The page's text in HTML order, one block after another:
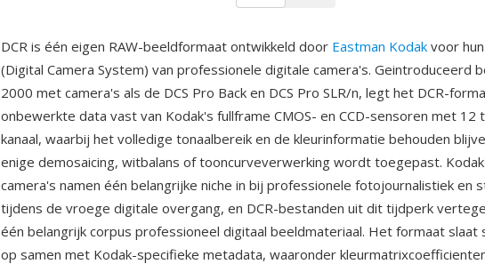
DCR is één eigen RAW-beeldformaat ontwikkeld door Eastman Kodak voor
(Digital Camera System) van professionele digitale camera's. Geintroduceerd
2000 met camera's als de DCS Pro Back en DCS Pro SLR/n, legt het DCR-
onbewerkte data vast van Kodak's fullframe CMOS- en CCD-sensoren met
kanaal, waarbij het volledige tonaalbereik en de kleurinformatie behouden
enige demosaicing, witbalans of tooncurveverwerking wordt toegepast.
camera's namen één belangrijke niche in bij professionele fotojournalistiek en
tijdens de vroege digitale overgang, en DCR-bestanden uit dit tijdperk
één belangrijk corpus professioneel digitaal beeldmateriaal. Het formaat slaat
op samen met Kodak-specifieke metadata, waaronder